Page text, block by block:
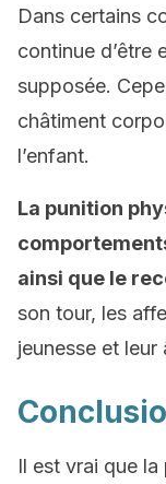
Dans certains
continue d’être
supposée.
châtiment
l’enfant.
La punition
ainsi que le
son tour, les
jeunesse et leur
Il est vrai que la